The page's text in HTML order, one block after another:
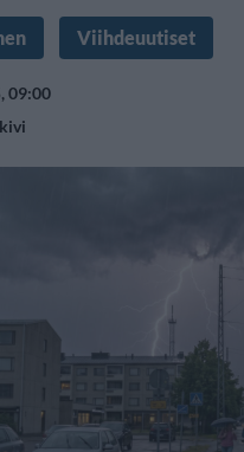
Viihdeuutiset
09:00